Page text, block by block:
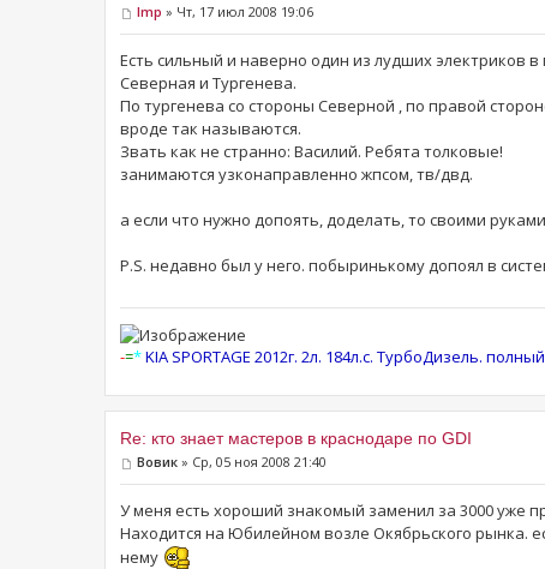
Imp » Чт, 17 июл 2008 19:06
Есть сильный и наверно один из лудших электриков в
Северная и Тургенева.
По тургенева со стороны Северной , по правой
вроде так называются.
Звать как не странно: Василий. Ребята толковые!
занимаются узконаправленно жпсом, тв/двд.
а если что нужно допоять, доделать, то своими
P.S. недавно был у него. побыринькому допоял в
-=*KIA SPORTAGE 2012г. 2л. 184л.с. ТурбоДизель.
Re: кто знает мастеров в краснодаре по GDI
Вовик » Ср, 05 ноя 2008 21:40
У меня есть хороший знакомый заменил за 3000 уже
Находится на Юбилейном возле Окябрьского рынка.
нему